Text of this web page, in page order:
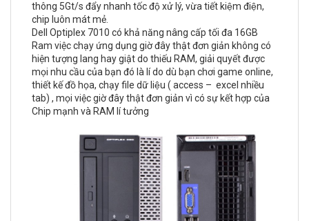
thông 5Gt/s đẩy nhanh tốc độ xử lý, vừa tiết kiệm điện,
chip luôn mát mẻ.
Dell Optiplex 7010 có khả năng nâng cấp tối đa 16GB
Ram việc chạy ứng dụng giờ đây thật đơn giản không có
hiện tượng lang hay giật do thiếu RAM, giải quyết được
mọi nhu cầu của bạn đó là lí do dù bạn chơi game online,
thiết kế đồ họa, chạy file dữ liệu ( access – excel nhiều
tab) , mọi việc giờ đây thật đơn giản vì có sự kết hợp của
Chip mạnh và RAM lí tưởng